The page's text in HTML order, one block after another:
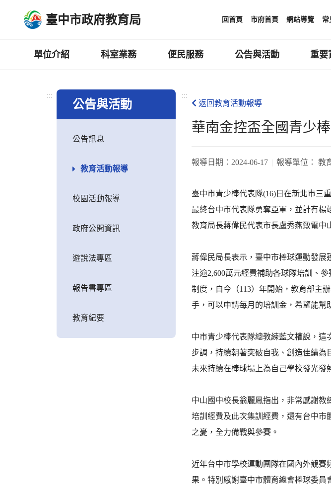
臺中市政府教育局 回首頁 市府首頁 網站導覽 常
單位介紹 科室業務 便民服務 公告與活動 重要
:::
公告與活動
公告訊息
教育活動報導
校園活動報導
政府公開資訊
遊說法專區
報告書專區
教育紀要
:::
返回教育活動報導
華南金控盃全國青少
報導日期： 2024-06-17 報導單位： 教
臺中市青少棒代表隊(16)日在新北市三
最終台中市代表隊勇奪亞軍，並計有楊
教育局長蔣偉民代表市長盧秀燕致電中
蔣偉民局長表示，臺中市棒球運動發展
注逾2,600萬元經費補助各球隊培訓、
制度，自今（113）年開始，教育部主
手，可以申請每月的培訓金，希望能幫
中市青少棒代表隊總教練藍文權說，
步調，持續朝著突破自我、創造佳績
未來持續在棒球場上為自己學校發光發
中山國中校長翁麗鳳指出，非常感謝
培訓經費及此次集訓經費，還有台中市
之憂，全力備戰與參賽。
近年台中市學校運動團隊在國內外競
果。特別感謝臺中市體育總會棒球委